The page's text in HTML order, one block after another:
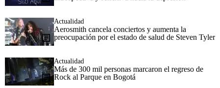
Actualidad
Aerosmith cancela conciertos y aumenta la
preocupación por el estado de salud de Steven Tyler
Actualidad
Más de 300 mil personas marcaron el regreso de
Rock al Parque en Bogotá